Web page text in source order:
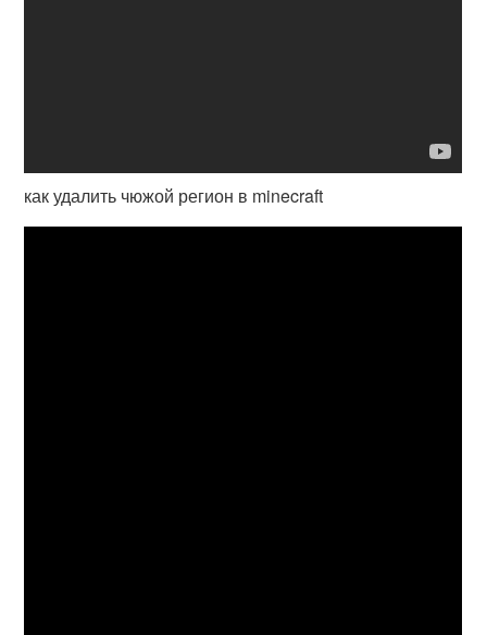
как удалить чюжой регион в minecraft